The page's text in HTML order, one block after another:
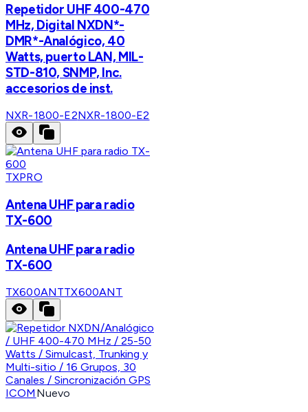
Repetidor UHF 400-470
MHz, Digital NXDN*-
DMR*-Analógico, 40
Watts, puerto LAN, MIL-
STD-810, SNMP, Inc.
accesorios de inst.
NXR-1800-E2NXR-1800-E2
TXPRO
Antena UHF para radio
TX-600
Antena UHF para radio
TX-600
TX600ANTTX600ANT
ICOM Nuevo